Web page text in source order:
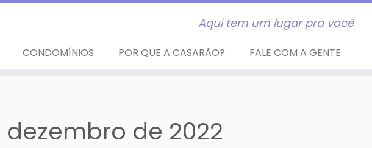
Aqui tem um lugar pra você
CONDOMÍNIOS POR QUE A CASARÃO? FALE COM A GENTE
dezembro de 2022